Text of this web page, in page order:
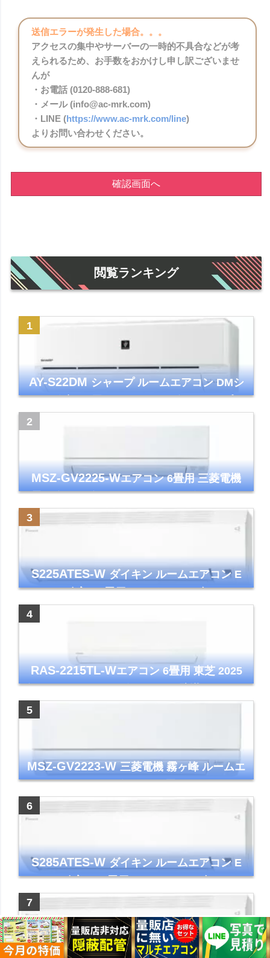
送信エラーが発生した場合。。。
アクセスの集中やサーバーの一時的不具合などが考
えられるため、お手数をおかけし申し訳ございませ
んが
・お電話 (0120-888-681)
・メール (info@ac-mrk.com)
・LINE (https://www.ac-mrk.com/line)
よりお問い合わせください。
確認画面へ
閲覧ランキング
AY-S22DMシャープ ルームエアコン DMシ
リーズ 主に6畳 ホワイト 2024年モデル プラ
MSZ-GV2225-Wエアコン 6畳用 三菱電機
霧ヶ峰 2025年モデル GVシリーズ ピュアホ
ワイト 清潔 除湿 単相100V
S225ATES-Wダイキン ルームエアコン E
シリーズ 主に6畳用 ホワイト 2025年モデル
RAS-2215TL-Wエアコン 6畳用 東芝 2025
年モデル TLシリーズ ホワイト 壁掛け クーラ
MSZ-GV2223-W三菱電機 霧ヶ峰 ルームエ
アコン GVシリーズ おもに6畳用 ピュアホワ
イト 2023年モデル
S285ATES-Wダイキン ルームエアコン E
シリーズ 主に10畳用 ホワイト 2025年モデル
コンパクトモデル ストリーマ